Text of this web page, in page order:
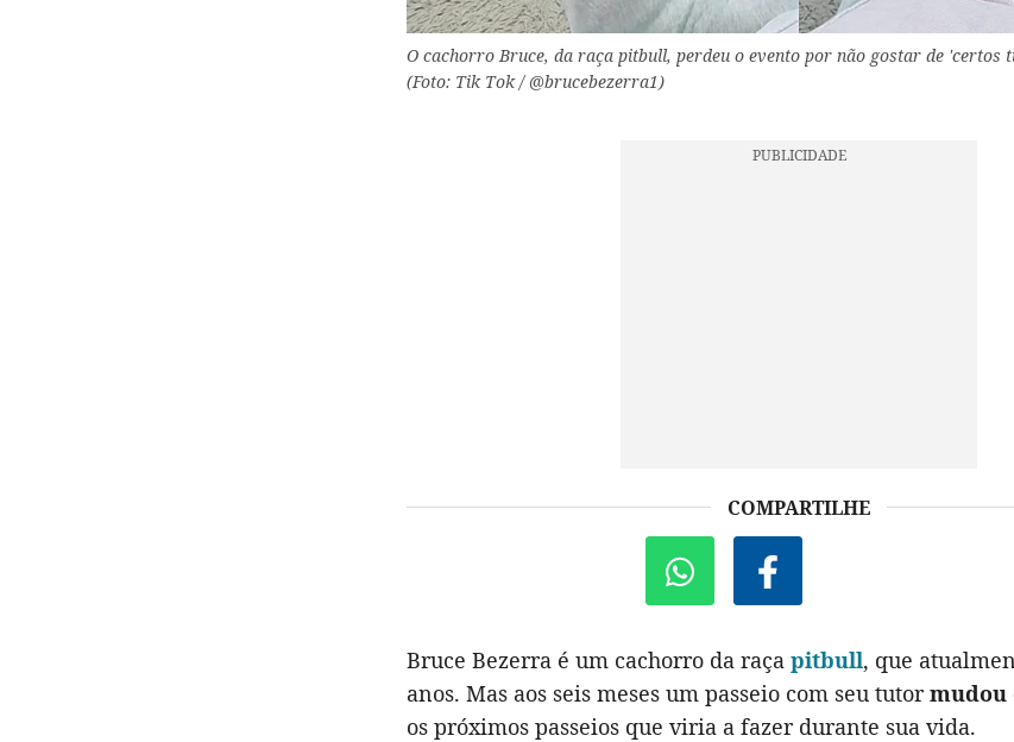
O cachorro Bruce, da raça pitbull, perdeu o evento por não gostar de 'certos
(Foto: Tik Tok / @brucebezerra1)
COMPARTILHE
Bruce Bezerra é um cachorro da raça pitbull, que
anos. Mas aos seis meses um passeio com seu tutormudou
os próximos passeios que viria a fazer durante sua vida.